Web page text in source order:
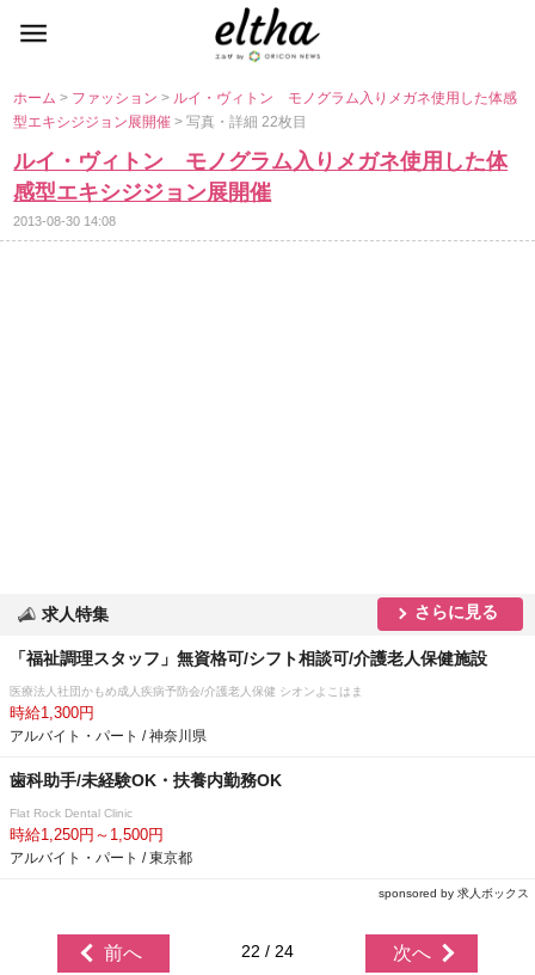
ホーム> ファッション> ルイ・ヴィトン モノグラム入りメガネ使用した体感
型エキシジジョン展開催> 写真・詳細 22枚目
ルイ・ヴィトン モノグラム入りメガネ使用した体
感型エキシジジョン展開催
2013-08-30 14:08
求人特集 さらに見る
「福祉調理スタッフ」無資格可/シフト相談可/介護老人保健施設
医療法人社団かもめ成人疾病予防会/介護老人保健 シオンよこはま
時給1,300円
アルバイト・パート / 神奈川県
歯科助手/未経験OK・扶養内勤務OK
Flat Rock Dental Clinic
時給1,250円～1,500円
アルバイト・パート / 東京都
sponsored by 求人ボックス
前へ 22 / 24 次へ